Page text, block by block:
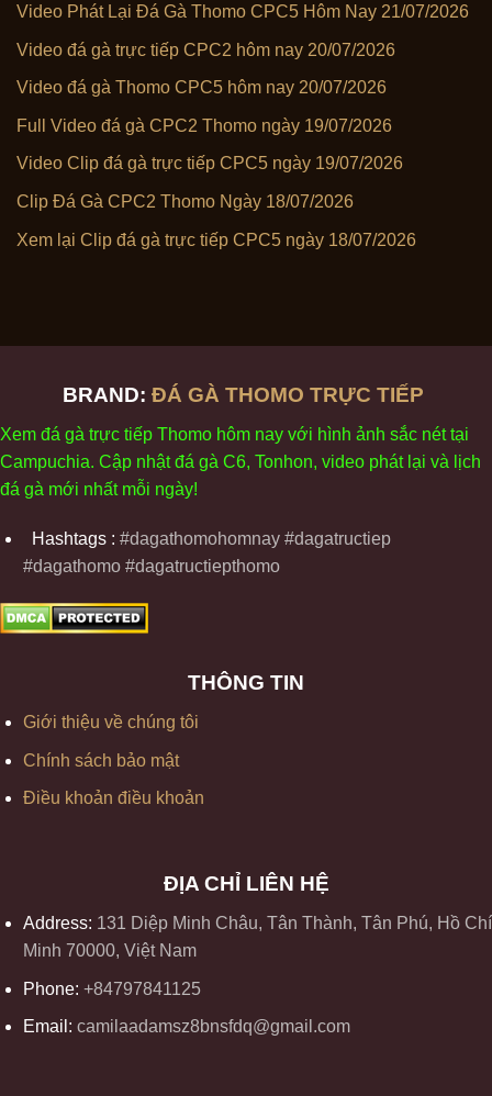
Video Phát Lại Đá Gà Thomo CPC5 Hôm Nay 21/07/2026
Video đá gà trực tiếp CPC2 hôm nay 20/07/2026
Video đá gà Thomo CPC5 hôm nay 20/07/2026
Full Video đá gà CPC2 Thomo ngày 19/07/2026
Video Clip đá gà trực tiếp CPC5 ngày 19/07/2026
Clip Đá Gà CPC2 Thomo Ngày 18/07/2026
Xem lại Clip đá gà trực tiếp CPC5 ngày 18/07/2026
BRAND: ĐÁ GÀ THOMO TRỰC TIẾP
Xem đá gà trực tiếp Thomo hôm nay với hình ảnh sắc néttại
Campuchia. Cập nhậtđá gà C6, Tonhon, video phátl ại và ịch
đá gà mới nhất mỗi ngày!
Hashtags : #dagathomohomnay #dagatructiep
#dagathomo #dagatructiepthomo
THÔNG TIN
Giới thiệu về chúng tôi
Chính sách bảo mật
Điều khoản điều khoản
ĐỊA CHỈ LIÊN HỆ
Address: 131 Diệp Minh Châu, Tân Thành, Tân Phú, Hồ Chí
Minh 70000, Việt Nam
Phone: +84797841125
Email: camilaadamsz8bnsfdq@gmail.com